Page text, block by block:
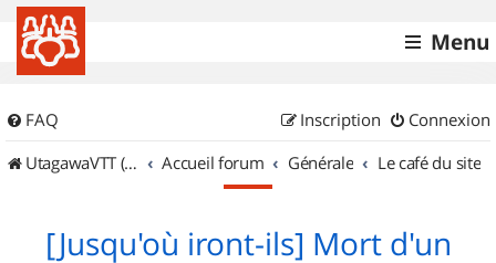
Menu
FAQ Connexion
Inscription
UtagawaVTT (Randos VTT et VTTAE avec traces GPS)
Accueil forum Générale Le café du site
[Jusqu'où iront-ils] Mort d'un